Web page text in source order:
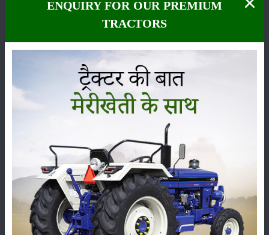
कीटनाशक
कृषि यंत्र समाचार
सम्पादकीय अन्य
ENQUIRY FOR OUR PREMIUM
TRACTORS